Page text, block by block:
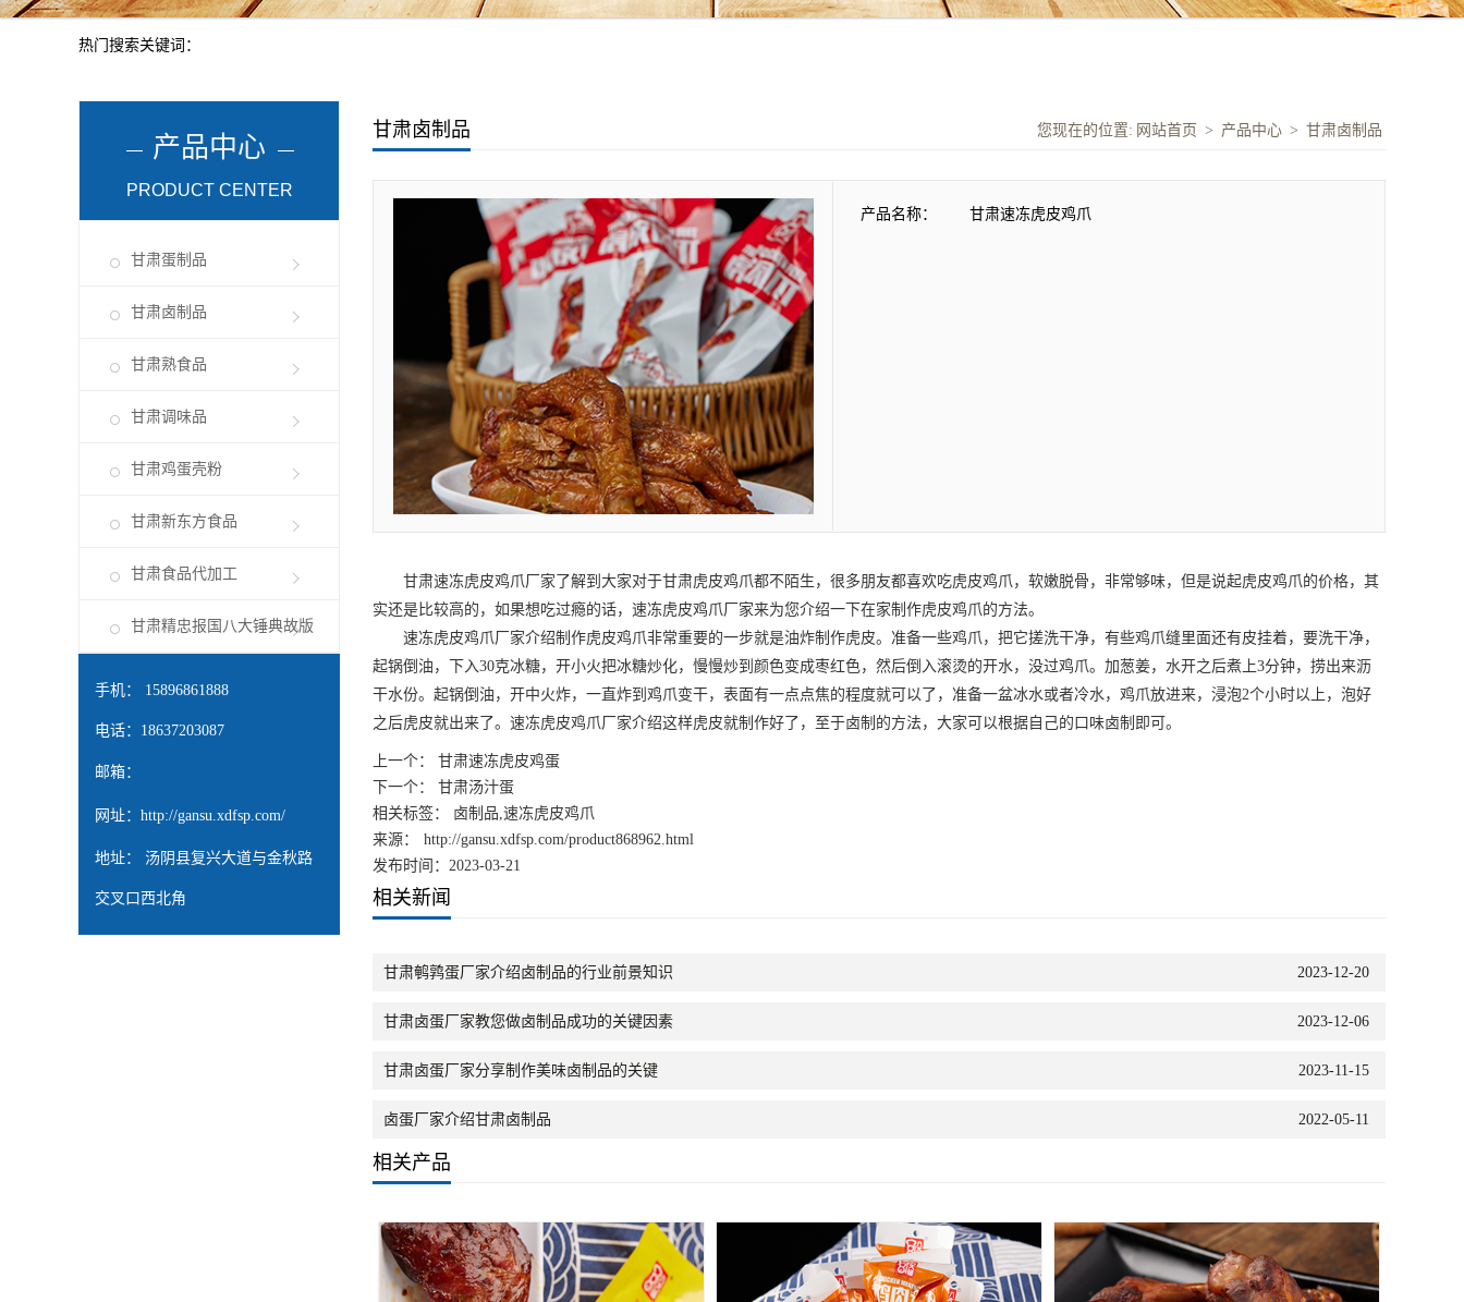
热门搜索关键词：
产品中心
PRODUCT CENTER
甘肃蛋制品
甘肃卤制品
甘肃熟食品
甘肃调味品
甘肃鸡蛋壳粉
甘肃新东方食品
甘肃食品代加工
甘肃精忠报国八大锤典故版
手机： 15896861888
电话：18637203087
邮箱：
网址： http://gansu.xdfsp.com/
地址： 汤阴县复兴大道与金秋路
交叉口西北角
甘肃卤制品 您现在的位置: 网站首页 > 产品中心 > 甘肃卤制品
产品名称： 甘肃速冻虎皮鸡爪
甘肃速冻虎皮鸡爪厂家了解到大家对于甘肃虎皮鸡爪都不陌生，很多朋友都喜欢吃虎皮鸡爪，软嫩脱骨，非常够味，但是说起虎皮鸡爪的价格，其
实还是比较高的，如果想吃过瘾的话，速冻虎皮鸡爪厂家来为您介绍一下在家制作虎皮鸡爪的方法。
速冻虎皮鸡爪厂家介绍制作虎皮鸡爪非常重要的一步就是油炸制作虎皮。准备一些鸡爪，把它搓洗干净，有些鸡爪缝里面还有皮挂着，要洗干净，
起锅倒油，下入30克冰糖，开小火把冰糖炒化，慢慢炒到颜色变成枣红色，然后倒入滚烫的开水，没过鸡爪。加葱姜，水开之后煮上3分钟，捞出来沥
干水份。起锅倒油，开中火炸，一直炸到鸡爪变干，表面有一点点焦的程度就可以了，准备一盆冰水或者冷水，鸡爪放进来，浸泡2个小时以上，泡好
之后虎皮就出来了。速冻虎皮鸡爪厂家介绍这样虎皮就制作好了，至于卤制的方法，大家可以根据自己的口味卤制即可。
上一个：
甘肃速冻虎皮鸡蛋
下一个：
甘肃汤汁蛋
相关标签： 卤制品,速冻虎皮鸡爪
来源：
http://gansu.xdfsp.com/product868962.html
发布时间：2023-03-21
相关新闻
2023-12-20
甘肃鹌鹑蛋厂家介绍卤制品的行业前景知识
2023-12-06
甘肃卤蛋厂家教您做卤制品成功的关键因素
2023-11-15
甘肃卤蛋厂家分享制作美味卤制品的关键
2022-05-11
卤蛋厂家介绍甘肃卤制品
相关产品